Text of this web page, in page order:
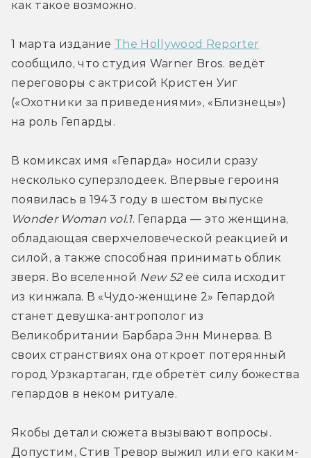
как такое возможно.
1 марта издание The Hollywood Reporter
сообщило, что студия Warner Bros. ведёт
переговоры с актрисой Кристен Уиг
(«Охотники за приведениями», «Близнецы»)
на роль Гепарды.
В комиксах имя «Гепарда» носили сразу
несколько суперзлодеек. Впервые героиня
Wonder Woman vol.1. Гепарда — это женщина,
обладающая сверхчеловеческой реакцией и
силой, а также способная принимать облик
зверя. Во вселенной New 52 её сила исходит
из кинжала. В «Чудо-женщине 2» Гепардой
станет девушка-антрополог из
Великобритании Барбара Энн Минерва. В
своих странствиях она откроет потерянный
город Урзкартаган, где обретёт силу божества
гепардов в неком ритуале.
Якобы детали сюжета вызывают вопросы.
Допустим, Стив Тревор выжил или его каким-